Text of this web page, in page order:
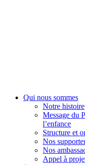
Fondation UEFA
Qui nous sommes
Notre histoire
Message du
l’enfance
Structure et
Nos
Nos
Appel à